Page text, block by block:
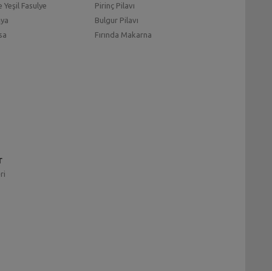
Yeşil Fasulye
Pirinç Pilavı
Bulgur Pilavı
Fırında Makarna